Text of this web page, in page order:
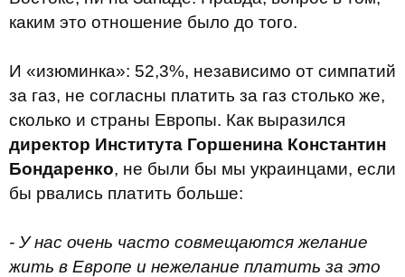
каким это отношение было до того.
И «изюминка»: 52,3%, независимо от симпатий
за газ, не согласны платить за газ столько же,
сколько и страны Европы. Как выразился
директор Института Горшенина Константин
Бондаренко, не были бы мы украинцами, если
бы рвались платить больше:
- У нас очень часто совмещаются желание
жить в Европе и нежелание платить за это